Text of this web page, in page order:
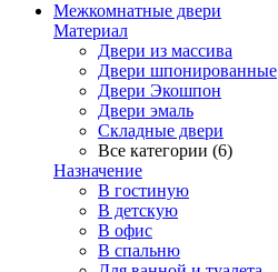
Межкомнатные двери
Материал
Двери из массива
Двери шпонированные
Двери Экошпон
Двери эмаль
Складные двери
Все категории (6)
Назначение
В гостиную
В детскую
В офис
В спальню